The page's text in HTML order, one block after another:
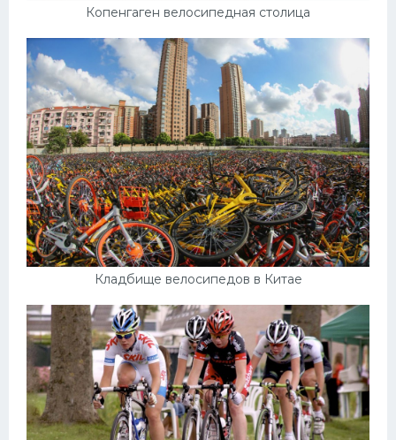
Копенгаген велосипедная столица
Кладбище велосипедов в Китае